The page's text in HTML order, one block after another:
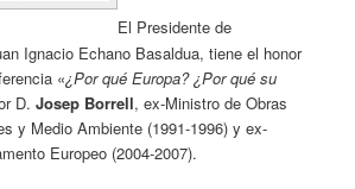
El Presidente de
Ignacio Echano Basaldua, tiene el honor
«¿Por qué Europa? ¿Por quésu
D.Josep Borrell, ex-Ministro de Obras
y Medio Ambiente (1991-1996) y ex-
Europeo (2004-2007).